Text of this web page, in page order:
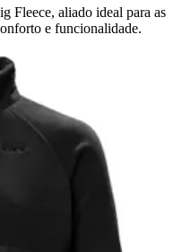
Fleece, aliado ideal para as
e funcionalidade.